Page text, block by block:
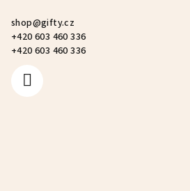
shop@gifty.cz
+420 603 460 336
+420 603 460 336